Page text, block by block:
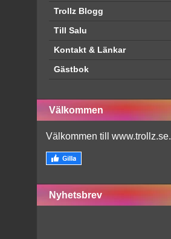
Trollz Blogg
Till Salu
Kontakt & Länkar
Gästbok
Välkommen
Välkommen till www.trollz.se.
Nyhetsbrev